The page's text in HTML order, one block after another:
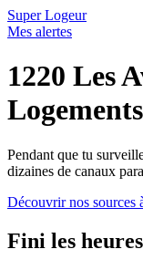
Super Logeur
Mes alertes
1220 Les
Pendant que tu
dizaines de canaux
Découvrir nos sources
Fini les